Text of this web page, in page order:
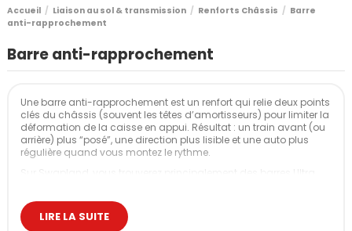
Accueil Liaison au sol & transmission Renforts Châssis
Barre
anti-rapprochement
Barre anti-rapprochement
Une barre anti-rapprochement est un renfort qui relie deux points
clés du châssis (souvent les têtes d’amortisseurs) pour limiter la
déformation de la caisse en appui. Résultat : un train avant (ou
arrière) plus “posé”, une direction plus lisible et une auto plus
régulière quand vous montez le rythme.
plateformes.
LIRE LA SUITE